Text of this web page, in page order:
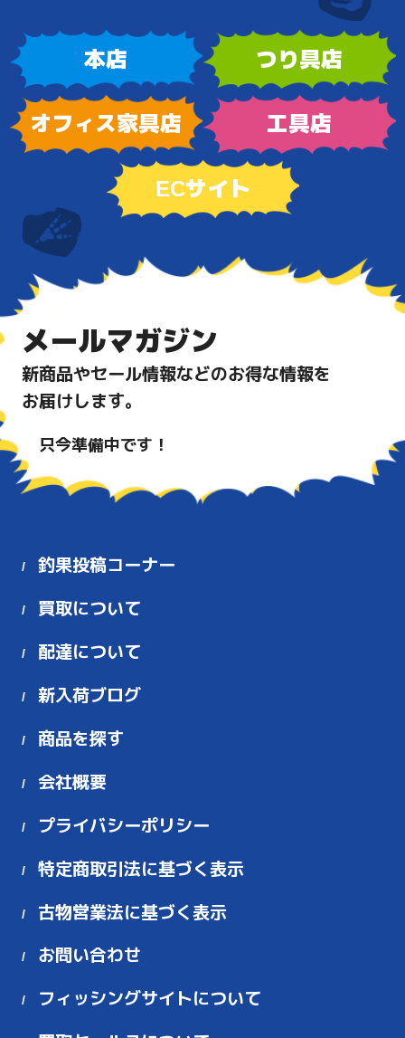
本店 つり具店
オフィス家具店 工具店
ECサイト
釣果投稿コーナー
買取について
配達について
新入荷ブログ
商品を探す
会社概要
プライバシーポリシー
特定商取引法に基づく表示
古物営業法に基づく表示
お問い合わせ
フィッシングサイトについて
メールマガジン
新商品やセール情報などのお得な情報を
お届けします。
只今準備中です！